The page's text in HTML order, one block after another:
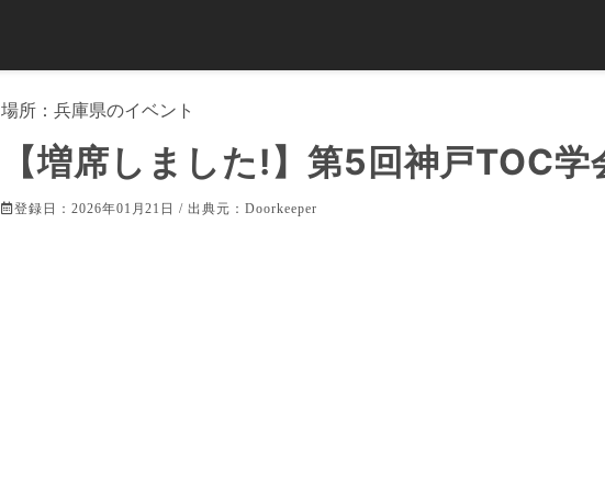
場所： 兵庫県のイベント
【増席しました!】第5回神戸TOC学
登録日：2026年01月21日 / 出典元：Doorkeeper